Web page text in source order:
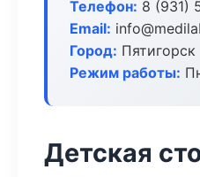
Телефон: 8 (931)
Email:
Город: Пятигорск
Режим работы:
Детская